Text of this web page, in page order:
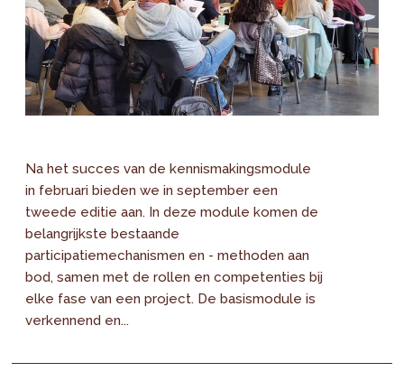
Na het succes van de kennismakingsmodule
in februari bieden we in september een
tweede editie aan. In deze module komen de
belangrijkste bestaande
participatiemechanismen en - methoden aan
bod, samen met de rollen en competenties bij
elke fase van een project. De basismodule is
verkennend en...